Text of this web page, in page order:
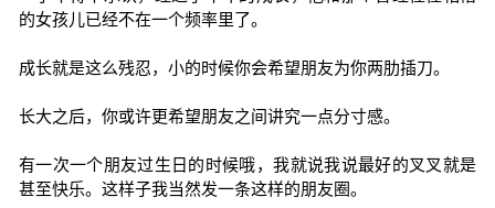
的女孩儿已经不在一个频率里了。
成长就是这么残忍，小的时候你会希望朋友为你两肋插刀。
长大之后，你或许更希望朋友之间讲究一点分寸感。
有一次一个朋友过生日的时候哦，我就说我说最好的叉叉就是
甚至快乐。这样子我当然发一条这样的朋友圈。